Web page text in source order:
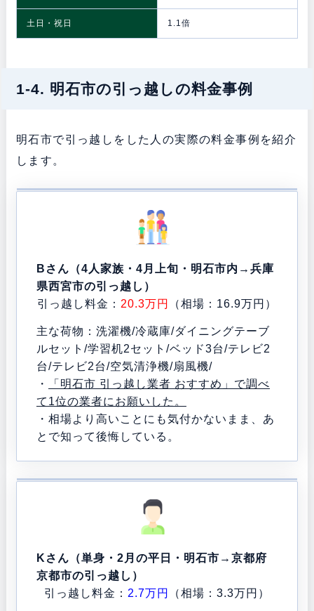
土日・祝日 1.1倍
1-4. 明石市の引っ越しの料金事例
明石市で引っ越しをした人の実際の料金事例を紹介
します。
Bさん（4人家族・4月上旬・明石市内→兵庫
県西宮市の引っ越し）
引っ越し料金： 20.3万円 （相場：16.9万円）
主な荷物：洗濯機/冷蔵庫/ダイニングテーブ
ルセット/学習机2セット/ベッド3台/テレビ2
台/テレビ2台/空気清浄機/扇風機/
・
「明石市 引っ越し業者 おすすめ」で調べ
て1位の業者にお願いした。
・相場より高いことにも気付かないまま、あ
とで知って後悔している。
Kさん（単身・2月の平日・明石市→京都府
京都市の引っ越し）
引っ越し料金： 2.7万円 （相場：3.3万円）